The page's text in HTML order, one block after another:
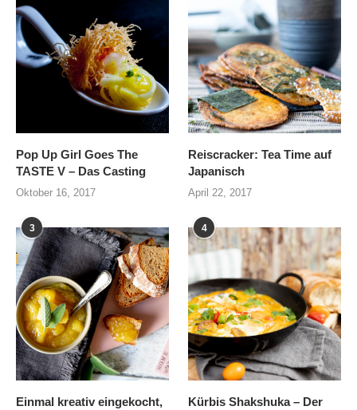
Pop Up Girl Goes The
TASTE V – Das Casting
Oktober 16, 2017
Reiscracker: Tea Time auf
Japanisch
April 22, 2017
3
Einmal kreativ eingekocht,
4
Kürbis Shakshuka – Der